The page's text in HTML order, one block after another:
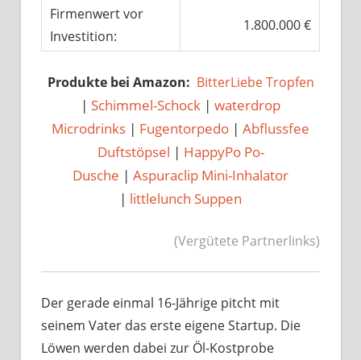
Firmenwert vor
Investition:
1.800.000 €
Produkte bei Amazon: BitterLiebe Tropfen
| Schimmel-Schock | waterdrop
Microdrinks | Fugentorpedo | Abflussfee
Duftstöpsel | HappyPo Po-
Dusche | Aspuraclip Mini-Inhalator
| littlelunch Suppen
(Vergütete Partnerlinks)
Der gerade einmal 16-Jährige pitcht mit
seinem Vater das erste eigene Startup. Die
Löwen werden dabei zur Öl-Kostprobe